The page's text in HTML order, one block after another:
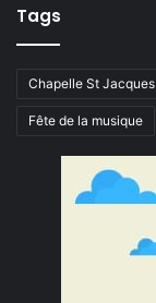
Tags
Chapelle St Jacques
Fête de la musique